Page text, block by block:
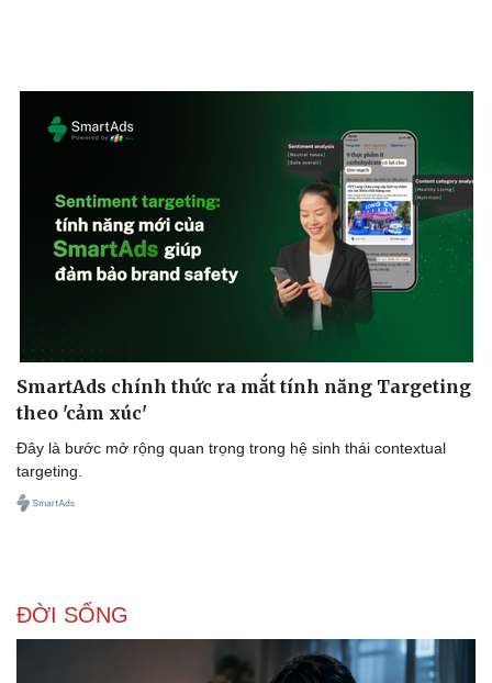
SmartAds chính thức ra mắt tính năng Targeting
theo 'cảm xúc'
Đây là bước mở rộng quan trọng trong hệ sinh thái contextual
targeting.
ĐỜI SỐNG